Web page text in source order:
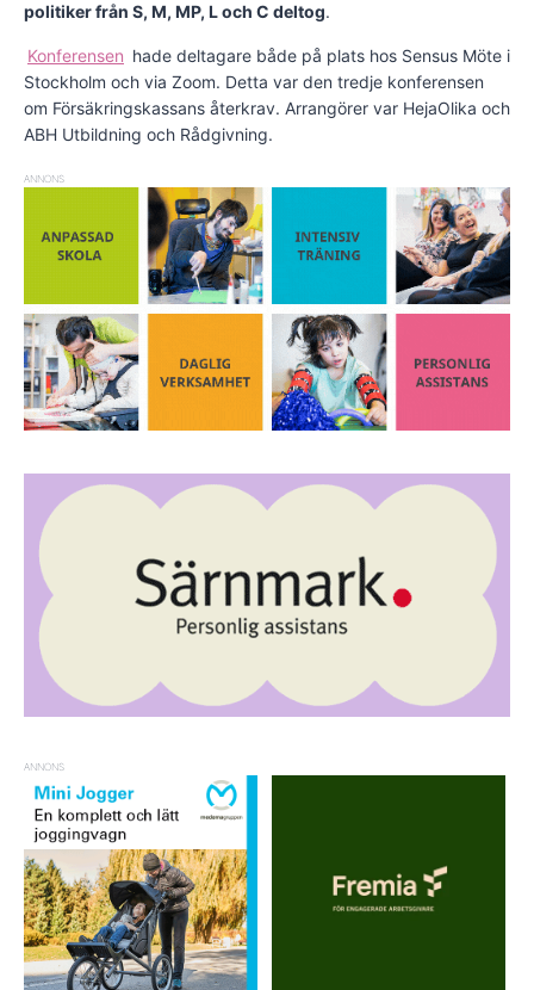
politiker från S, M, MP, L och C deltog.
Konferensen hade deltagare både på plats hos Sensus Möte i
Stockholm och via Zoom. Detta var den tredje konferensen
om Försäkringskassans återkrav. Arrangörer var HejaOlika och
ABH Utbildning och Rådgivning.
ANNONS
ANNONS